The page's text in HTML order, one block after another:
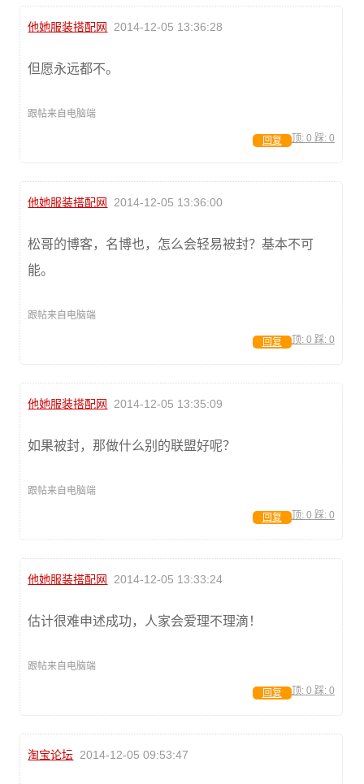
他她服装搭配网 2014-12-05 13:36:28
但愿永远都不。
跟帖来自电脑端
顶: 0 踩: 0
回复
他她服装搭配网 2014-12-05 13:36:00
松哥的博客，名博也，怎么会轻易被封？基本不可
能。
跟帖来自电脑端
顶: 0 踩: 0
回复
他她服装搭配网 2014-12-05 13:35:09
如果被封，那做什么别的联盟好呢？
跟帖来自电脑端
顶: 0 踩: 0
回复
他她服装搭配网 2014-12-05 13:33:24
估计很难申述成功，人家会爱理不理滴！
跟帖来自电脑端
顶: 0 踩: 0
回复
淘宝论坛 2014-12-05 09:53:47